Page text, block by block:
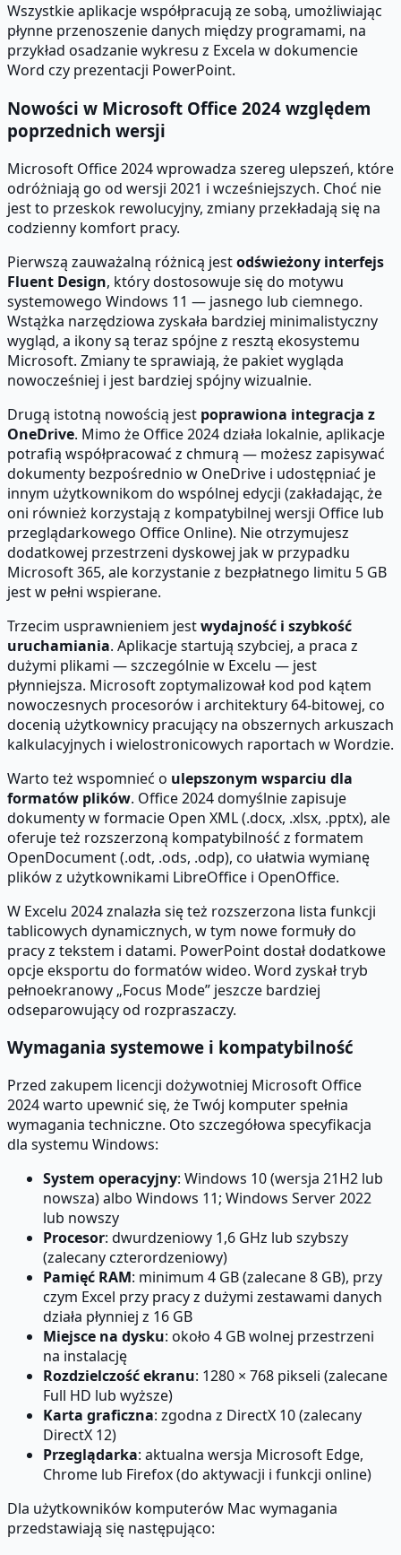
Wszystkie aplikacje współpracują ze sobą, umożliwiając
płynne przenoszenie danych między programami, na
przykład osadzanie wykresu z Excela w dokumencie
Word czy prezentacji PowerPoint.
Nowości w Microsoft Office 2024 względem
poprzednich wersji
Microsoft Office 2024 wprowadza szereg ulepszeń, które
odróżniają go od wersji 2021 i wcześniejszych. Choć nie
jest to przeskok rewolucyjny, zmiany przekładają się na
codzienny komfort pracy.
Pierwszą zauważalną różnicą jestodświeżony interfejs
Fluent Design, który dostosowuje się do motywu
systemowego Windows 11 — jasnego lub ciemnego.
Wstążka narzędziowa zyskała bardziej minimalistyczny
wygląd, a ikony są teraz spójne z resztą ekosystemu
Microsoft. Zmiany te sprawiają, że pakiet wygląda
nowocześniej i jest bardziej spójny wizualnie.
Drugą istotną nowością jest poprawiona integracja z
OneDrive. Mimo że Office 2024 działa lokalnie, aplikacje
potrafią współpracować z chmurą — możesz zapisywać
dokumenty bezpośrednio w OneDrive i udostępniać je
innym użytkownikom do wspólnej edycji (zakładając, że
oni również korzystają z kompatybilnej wersji Office lub
przeglądarkowego Office Online). Nie otrzymujesz
dodatkowej przestrzeni dyskowej jak w przypadku
Microsoft 365, ale korzystanie z bezpłatnego limitu 5 GB
jest w pełni wspierane.
Trzecim usprawnieniem jestwydajność i szybkość
uruchamiania. Aplikacje startują szybciej, a praca z
dużymi plikami — szczególnie w Excelu — jest
płynniejsza. Microsoft zoptymalizował kod pod kątem
nowoczesnych procesorów i architektury 64-bitowej, co
docenią użytkownicy pracujący na obszernych arkuszach
kalkulacyjnych i wielostronicowych raportach w Wordzie.
Warto też wspomnieć o ulepszonym wsparciu dla
formatów plików. Office 2024 domyślnie zapisuje
dokumenty w formacie Open XML (.docx, .xlsx, .pptx), ale
oferuje też rozszerzoną kompatybilność z formatem
OpenDocument (.odt, .ods, .odp), co ułatwia wymianę
plików z użytkownikami LibreOffice i OpenOffice.
W Excelu 2024 znalazła się też rozszerzona lista funkcji
tablicowych dynamicznych, w tym nowe formuły do
pracy z tekstem i datami. PowerPoint dostał dodatkowe
opcje eksportu do formatów wideo. Word zyskał tryb
pełnoekranowy „Focus Mode” jeszcze bardziej
odseparowujący od rozpraszaczy.
Wymagania systemowe i kompatybilność
Przed zakupem licencji dożywotniej Microsoft Office
2024 warto upewnić się, że Twój komputer spełnia
wymagania techniczne. Oto szczegółowa specyfikacja
dla systemu Windows:
System operacyjny: Windows 10 (wersja 21H2 lub
nowsza) albo Windows 11; Windows Server 2022
lub nowszy
Procesor: dwurdzeniowy 1,6 GHz lub szybszy
(zalecany czterordzeniowy)
Pamięć RAM: minimum 4 GB (zalecane 8 GB), przy
czym Excel przy pracy z dużymi zestawami danych
działa płynniej z 16 GB
Miejsce na dysku: około 4 GB wolnej przestrzeni
na instalację
Rozdzielczość ekranu: 1280 × 768 pikseli (zalecane
Full HD lub wyższe)
Karta graficzna: zgodna z DirectX 10 (zalecany
DirectX 12)
Przeglądarka: aktualna wersja Microsoft Edge,
Chrome lub Firefox (do aktywacji i funkcji online)
Dla użytkowników komputerów Mac wymagania
przedstawiają się następująco: